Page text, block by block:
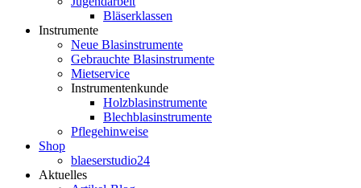
Bläserklassen
Instrumente
Neue Blasinstrumente
Gebrauchte Blasinstrumente
Mietservice
Instrumentenkunde
Holzblasinstrumente
Blechblasinstrumente
Pflegehinweise
Shop
blaeserstudio24
Aktuelles